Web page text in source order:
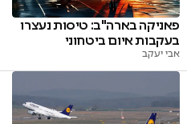
פאניקה בארה"ב: טיסות נעצרו
בעקבות איום ביטחוני
אבי יעקב